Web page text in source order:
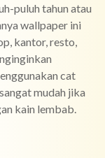
puluh tahun atau
wallpaper ini
kantor, resto,
cat
mudah jika
kain lembab.